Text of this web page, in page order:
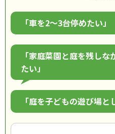
「車を2〜3台停めたい」
「家庭菜園と庭を残し
たい」
「庭を子どもの遊び場と